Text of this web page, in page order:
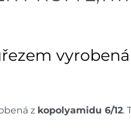
Ceny na prodejnách se
z kopolyamidu 6/12.